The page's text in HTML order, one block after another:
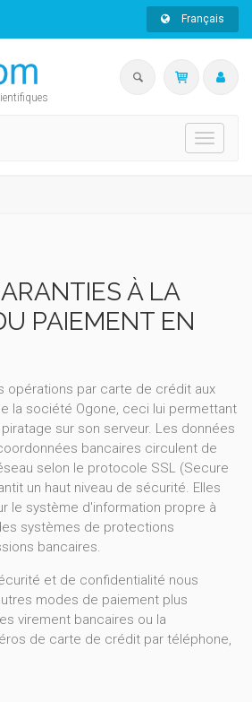
Français
Toggle
À LA
PAIEMENT EN
opérations par carte de crédit aux
la société Ogone, ceci lui permettant
sur son serveur. Les données
bancaires circulent de
selon le protocole SSL (Secure
un haut niveau de sécurité. Elles
le système d'information propre à
systèmes de protections
bancaires.
et de confidentialité nous
modes de paiement plus
virement bancaires ou la
de carte de crédit par téléphone,